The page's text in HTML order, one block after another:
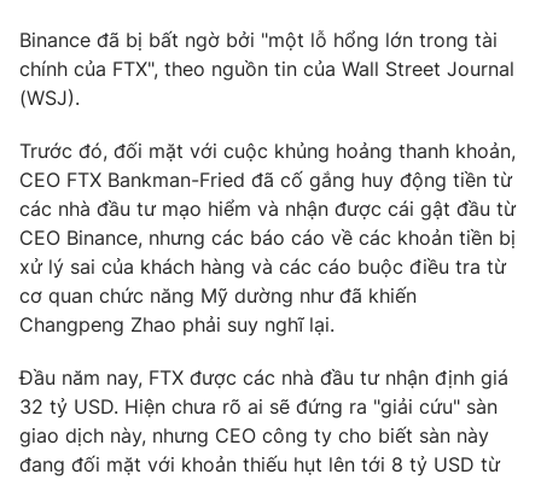
VTV9 VTV8
Liên hệ tòa soạn
THỜI BÁO VTV
Theo dõi báo trên
Cơ quan chủ quản:Đài Truyền hình Việt Nam
Cơ quan báo chí:Thời báo VTV
Giấy phép hoạt động báo in và báo điện tử số 483/GP-BTTTT
cấp ngày 29/12/2023
Binance đã bị bất ngờ bởi "một lỗ hổng lớn trong tài
chính của FTX", theo nguồn tin của Wall Street Journal
(WSJ).
Trước đó, đối mặt với cuộc khủng hoảng thanh khoản,
CEO FTX Bankman-Fried đã cố gắng huy động tiền từ
các nhà đầu tư mạo hiểm và nhận được cái gật đầu từ
CEO Binance, nhưng các báo cáo về các khoản tiền bị
xử lý sai của khách hàng và các cáo buộc điều tra từ
cơ quan chức năng Mỹ dường như đã khiến
Changpeng Zhao phải suy nghĩ lại.
Đầu năm nay, FTX được các nhà đầu tư nhận định giá
32 tỷ USD. Hiện chưa rõ ai sẽ đứng ra "giải cứu" sàn
giao dịch này, nhưng CEO công ty cho biết sàn này
đang đối mặt với khoản thiếu hụt lên tới 8 tỷ USD từ